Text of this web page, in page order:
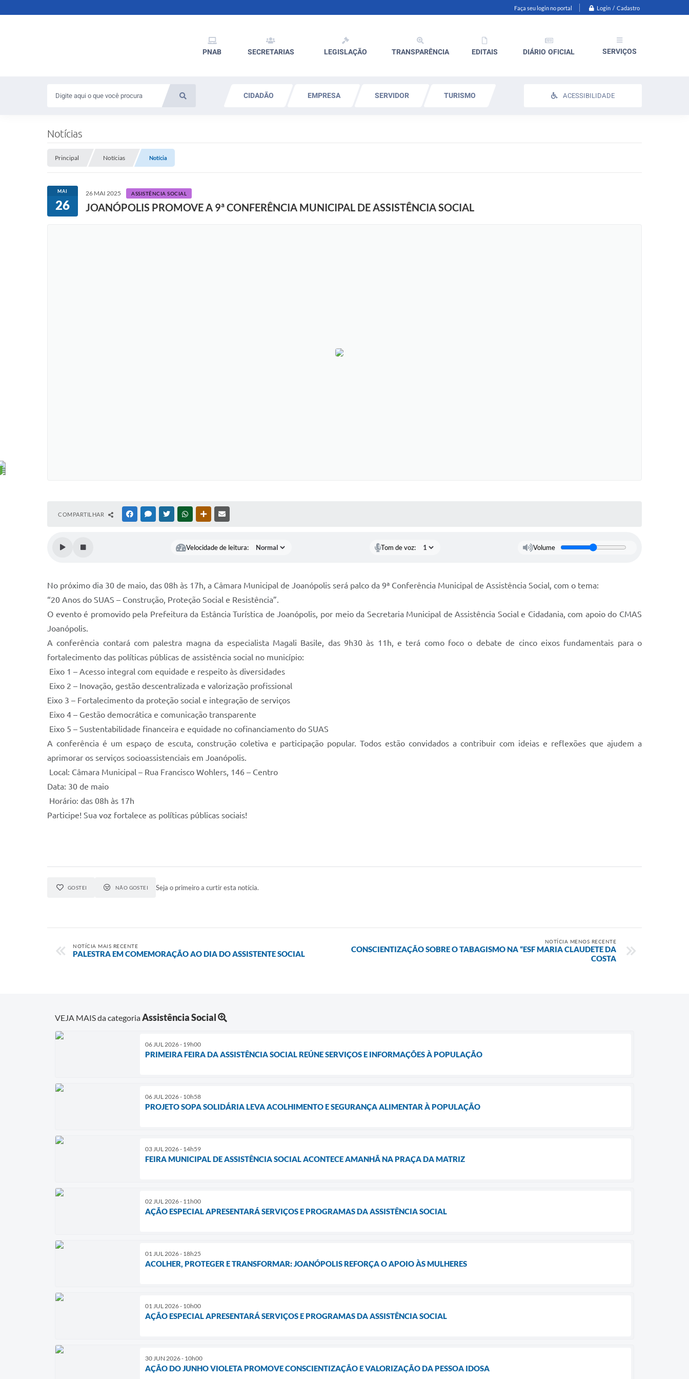
Faça seu login no portal Login / Cadastro
PNAB SECRETARIAS LEGISLAÇÃO TRANSPARÊNCIA EDITAIS DIÁRIO OFICIAL SERVIÇOS
CIDADÃO EMPRESA SERVIDOR TURISMO ACESSIBILIDADE
Notícias
Principal Notícias Notícia
MAI
26
26 MAI 2025 ASSISTÊNCIA SOCIAL
JOANÓPOLIS PROMOVE A 9ª CONFERÊNCIA MUNICIPAL DE ASSISTÊNCIA SOCIAL
COMPARTILHAR FACEBOOKMESSENGER
TWITTERWHATSAPPOUTRAS MÍDIAS
Velocidade de leitura: Tom de voz: Volume
No próximo dia 30 de maio, das 08h às 17h, a Câmara Municipal de Joanópolis será palco da 9ª Conferência Municipal de Assistência Social, com o tema:
“20 Anos do SUAS – Construção, Proteção Social e Resistência”.
O evento é promovido pela Prefeitura da Estância Turística de Joanópolis, por meio da Secretaria Municipal de Assistência Social e Cidadania, com apoio do CMAS
Joanópolis.
A conferência contará com palestra magna da especialista Magali Basile, das 9h30 às 11h, e terá como foco o debate de cinco eixos fundamentais para o
fortalecimento das políticas públicas de assistência social no município:
Eixo 1 – Acesso integral com equidade e respeito às diversidades
Eixo 2 – Inovação, gestão descentralizada e valorização profissional
Eixo 3 – Fortalecimento da proteção social e integração de serviços
Eixo 4 – Gestão democrática e comunicação transparente
Eixo 5 – Sustentabilidade financeira e equidade no cofinanciamento do SUAS
A conferência é um espaço de escuta, construção coletiva e participação popular. Todos estão convidados a contribuir com ideias e reflexões que ajudem a
aprimorar os serviços socioassistenciais em Joanópolis.
Local: Câmara Municipal – Rua Francisco Wohlers, 146 – Centro
Data: 30 de maio
Horário: das 08h às 17h
Participe! Sua voz fortalece as políticas públicas sociais!
GOSTEI NÃO GOSTEI Seja o primeiro a curtir esta notícia.
NOTÍCIA MAIS RECENTE
PALESTRA EM COMEMORAÇÃO AO DIA DO ASSISTENTE SOCIAL
NOTÍCIA MENOS RECENTE
CONSCIENTIZAÇÃO SOBRE O TABAGISMO NA “ESF MARIA CLAUDETE DA
COSTA
VEJA MAIS da categoriaAssistência Social
06 JUL 2026 - 19h00
PRIMEIRA FEIRA DA ASSISTÊNCIA SOCIAL REÚNE SERVIÇOS E INFORMAÇÕES À POPULAÇÃO
06 JUL 2026 - 10h58
PROJETO SOPA SOLIDÁRIA LEVA ACOLHIMENTO E SEGURANÇA ALIMENTAR À POPULAÇÃO
03 JUL 2026 - 14h59
FEIRA MUNICIPAL DE ASSISTÊNCIA SOCIAL ACONTECE AMANHÃ NA PRAÇA DA MATRIZ
02 JUL 2026 - 11h00
AÇÃO ESPECIAL APRESENTARÁ SERVIÇOS E PROGRAMAS DA ASSISTÊNCIA SOCIAL
01 JUL 2026 - 18h25
ACOLHER, PROTEGER E TRANSFORMAR: JOANÓPOLIS REFORÇA O APOIO ÀS MULHERES
01 JUL 2026 - 10h00
AÇÃO ESPECIAL APRESENTARÁ SERVIÇOS E PROGRAMAS DA ASSISTÊNCIA SOCIAL
30 JUN 2026 - 10h00
AÇÃO DO JUNHO VIOLETA PROMOVE CONSCIENTIZAÇÃO E VALORIZAÇÃO DA PESSOA IDOSA